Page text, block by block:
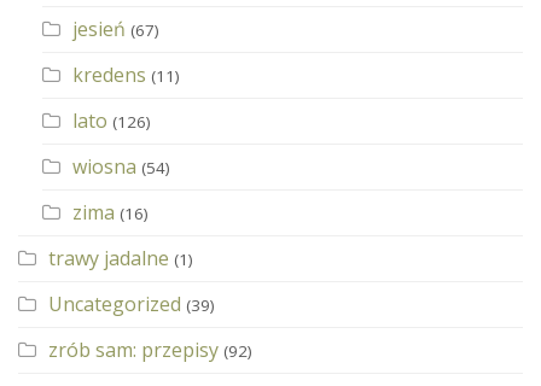
jesień (67)
kredens (11)
lato (126)
wiosna (54)
zima (16)
trawy jadalne (1)
Uncategorized (39)
zrób sam: przepisy (92)